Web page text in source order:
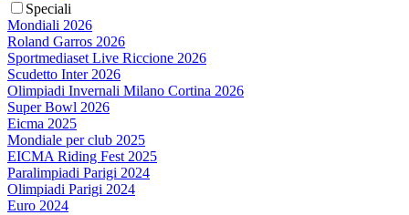
Speciali
Mondiali 2026
Roland Garros 2026
Sportmediaset Live Riccione 2026
Scudetto Inter 2026
Olimpiadi Invernali Milano Cortina 2026
Super Bowl 2026
Eicma 2025
Mondiale per club 2025
EICMA Riding Fest 2025
Paralimpiadi Parigi 2024
Olimpiadi Parigi 2024
Euro 2024